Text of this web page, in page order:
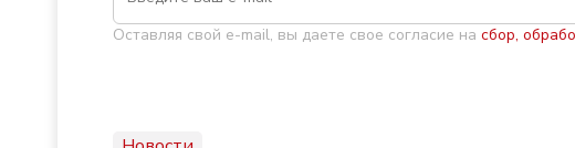
Оставляя свой e-mail, вы даете свое согласие на сбор,